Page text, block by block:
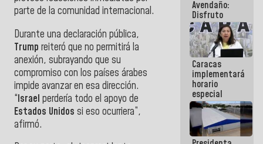
parte de la comunidad internacional.
Durante una declaración pública,
Trump reiteró que no permitirá la
anexión, subrayando que su
compromiso con los países árabes
impide avanzar en esa dirección.
“Israel perdería todo el apoyo de
Estados Unidos si eso ocurriera”,
afirmó.
Avendaño:
Disfruto
cada vez
que escribes
porque lo
que haces
es
embarrarla
Caracas
implementará
horario
especial
para
adaptarse
al plan de
ahorro